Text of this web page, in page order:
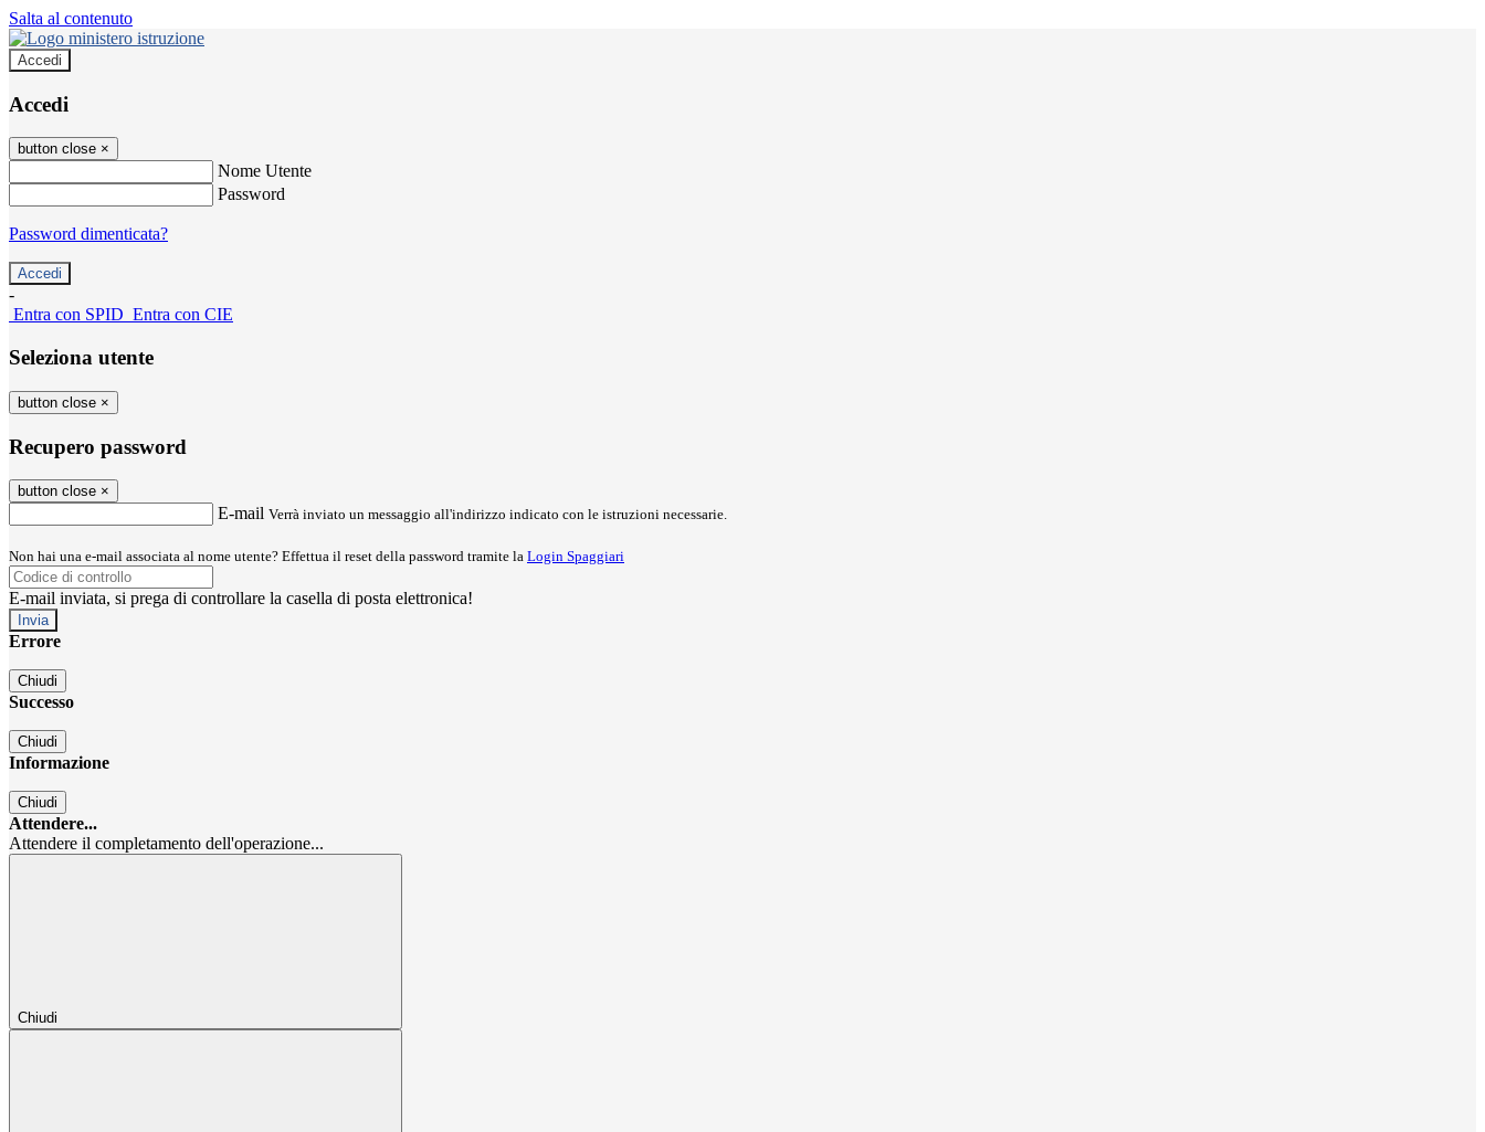
Salta al contenuto
Accedi
Accedi
button close ×
Nome Utente
Password
Password dimenticata?
-
Entra con SPID Entra con CIE
Seleziona utente
button close ×
Recupero password
button close ×
E-mail Verrà inviato un messaggio all'indirizzo indicato con le istruzioni necessarie.
Non hai una e-mail associata al nome utente? Effettua il reset della password tramite la Login Spaggiari
E-mail inviata, si prega di controllare la casella di posta elettronica!
Errore
Chiudi
Successo
Chiudi
Informazione
Chiudi
Attendere...
Attendere il completamento dell'operazione...
Chiudi